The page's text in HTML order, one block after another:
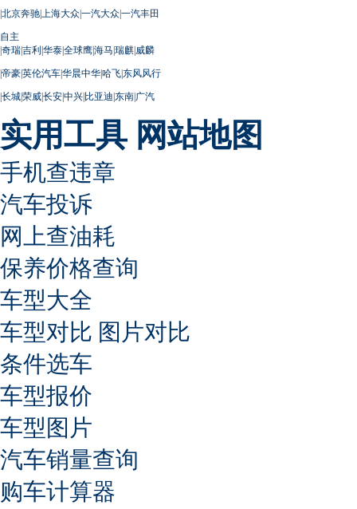
|北京奔驰| 上海大众|一汽大众|一汽丰田
自主
|奇瑞|吉利|华泰|全球鹰|海马|瑞麒|威麟
|帝豪|英伦汽车|华晨中华|哈飞|东风风行
|长城|荣威|长安|中兴|比亚迪|东南|广汽
实用工具 网站地图
手机查违章
汽车投诉
网上查油耗
保养价格查询
车型大全
车型对比 图片对比
条件选车
车型报价
车型图片
汽车销量查询
购车计算器